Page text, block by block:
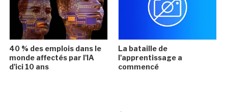
40 % des emplois dans le
monde affectés par l'IA
d'ici 10 ans
La bataille de
l'apprentissage a
commencé